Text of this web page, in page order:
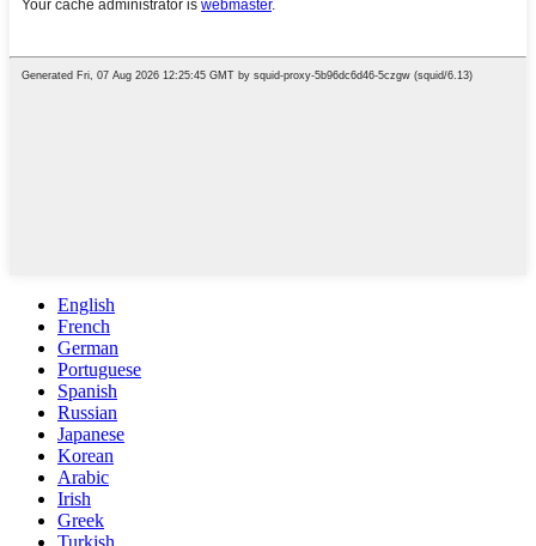
English
French
German
Portuguese
Spanish
Russian
Japanese
Korean
Arabic
Irish
Greek